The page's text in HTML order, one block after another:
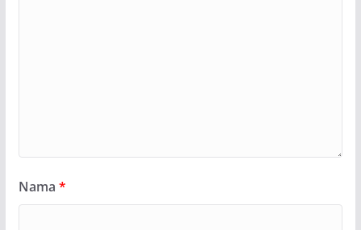
Nama *